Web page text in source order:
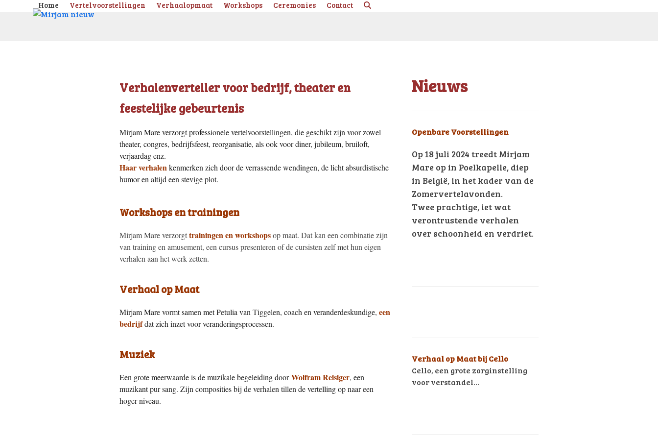
Home Vertelvoorstellingen Verhaalopmaat Workshops Ceremonies Contact
Verhalenverteller voor bedrijf, theater en
feestelijke gebeurtenis
Mirjam Mare verzorgt professionele vertelvoorstellingen, die geschikt zijn voor zowel
theater, congres, bedrijfsfeest, reorganisatie, als ook voor diner, jubileum, bruiloft,
verjaardag enz.
Haar verhalenkenmerken zich door de verrassende wendingen, de licht absurdistische
humor en altijd een stevige plot.
Workshops en trainingen
Mirjam Mare verzorgttrainingen en workshopsop maat. Dat kan een combinatie zijn
van training en amusement, een cursus presenteren of de cursisten zelf met hun eigen
verhalen aan het werk zetten.
Verhaal op Maat
Mirjam Mare vormt samen met Petulia van Tiggelen, coach en veranderdeskundige, een
bedrijfdat zich inzet voor veranderingsprocessen.
Muziek
Een grote meerwaarde is de muzikale begeleiding doorWolfram Reisiger, een
muzikant pur sang. Zijn composities bij de verhalen tillen de vertelling op naar een
hoger niveau.
Nieuws
Openbare Voorstellingen
Op 18 juli 2024 treedt Mirjam
Mare op in Poelkapelle, diep
in België, in het kader van de
Zomervertelavonden.
Twee prachtige, iet wat
verontrustende verhalen
over schoonheid en verdriet.
Verhaal op Maat bij Cello
Cello, een grote zorginstelling
voor verstandel…